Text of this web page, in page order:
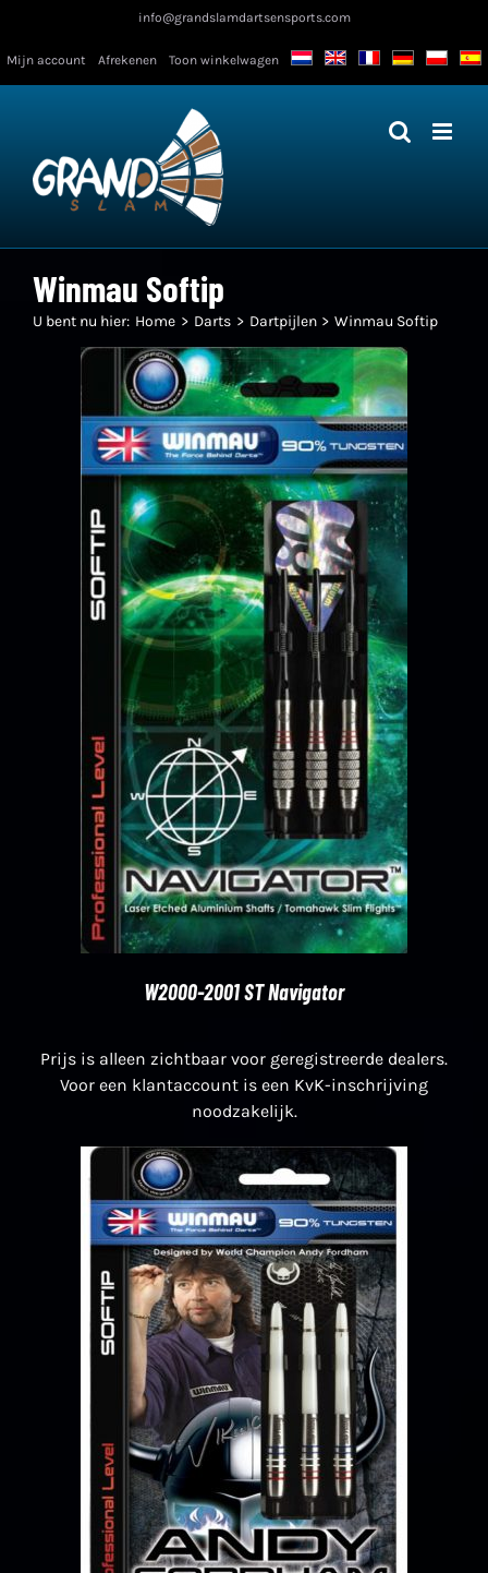
inhoud
info@grandslamdartsensports.com
Mijn account Afrekenen Toon winkelwagen
Winmau Softip
U bent nu hier: Home Darts Dartpijlen Winmau Softip
W2000-2001 ST Navigator
Prijs is alleen zichtbaar voor geregistreerde dealers.
Voor een klantaccount is een KvK-inschrijving
noodzakelijk.